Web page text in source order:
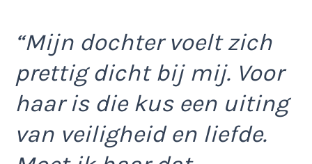
“Mijn dochter voelt zich
prettig dicht bij mij. Voor
haar is die kus een uiting
van veiligheid en liefde.